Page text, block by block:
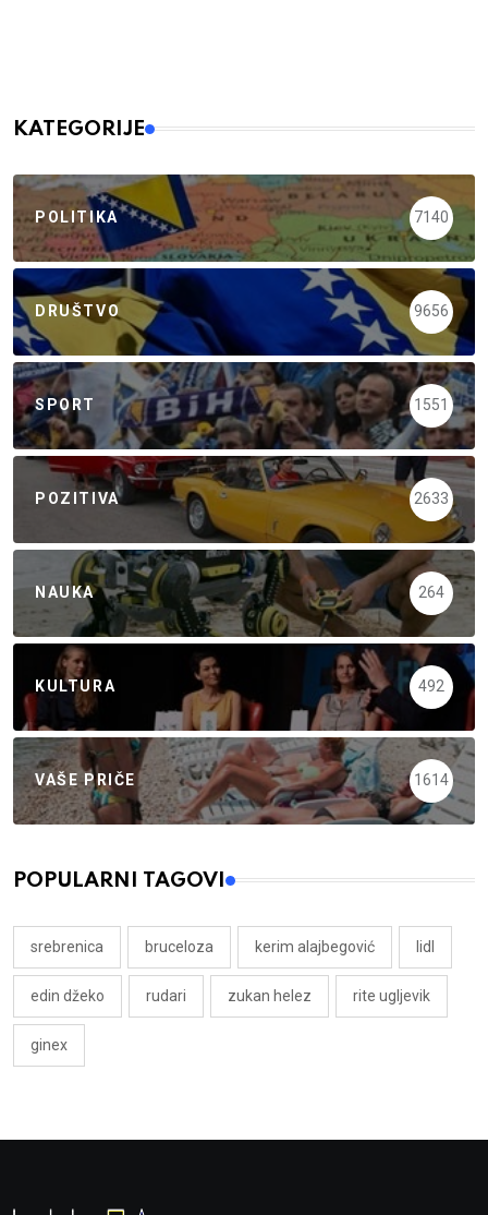
KATEGORIJE
POLITIKA 7140
DRUŠTVO 9656
SPORT 1551
POZITIVA 2633
NAUKA 264
KULTURA 492
VAŠE PRIČE 1614
POPULARNI TAGOVI
srebrenica bruceloza kerim alajbegović lidl
edin džeko rudari zukan helez rite ugljevik
ginex